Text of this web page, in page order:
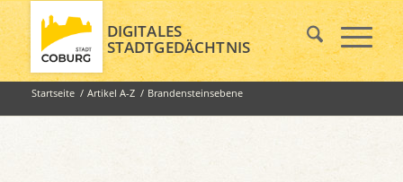
DIGITALES
STADTGEDÄCHTNIS
Startseite / Artikel A-Z / Brandensteinsebene